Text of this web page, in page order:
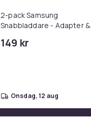
2-pack Samsung
Snabbladdare - Adapter &
149 kr
onsdag, 12 aug